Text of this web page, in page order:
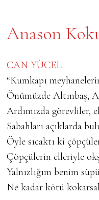
Anason
CAN YÜCEL
“Kumkapı
Önümüzde Altınbaş,
Ardımızda görevliler,
Sabahları açıklarda
Öyle sıcaktı ki
Çöpçülerin elleriyle
Yalnızlığım benim
Ne kadar kötü